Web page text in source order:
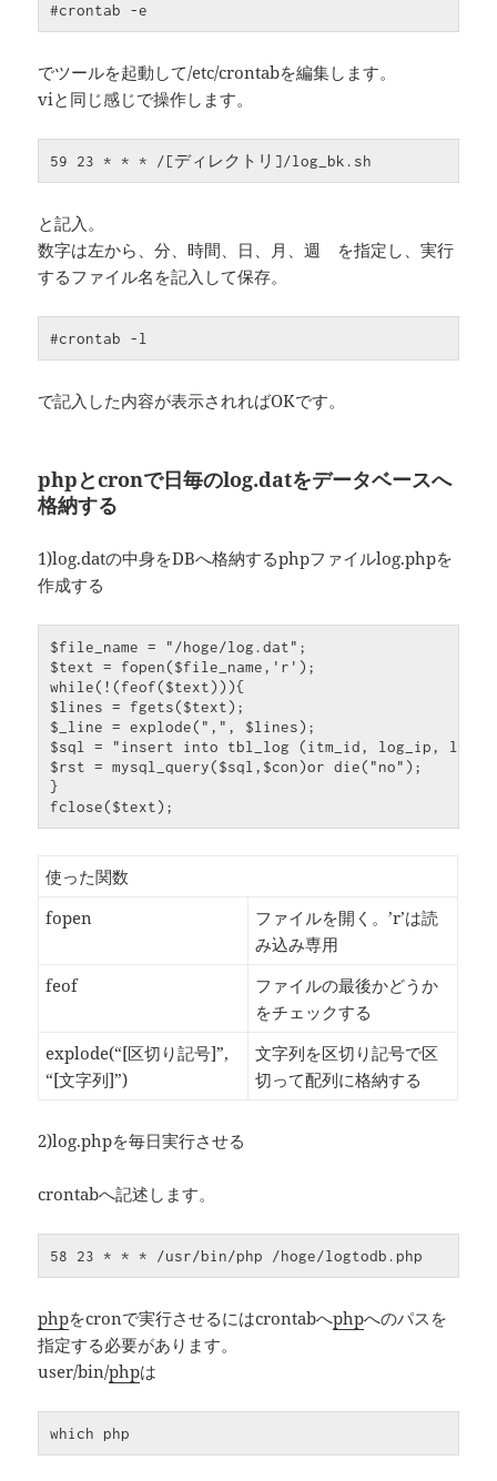
#crontab -e
でツールを起動して/etc/crontabを編集します。
viと同じ感じで操作します。
59 23 * * * /[ディレクトリ]/log_bk.sh
と記入。
数字は左から、分、時間、日、月、週 を指定し、実行
するファイル名を記入して保存。
#crontab -l
で記入した内容が表示されればOKです。
phpとcronで日毎のlog.datをデータベースへ
格納する
1)log.datの中身をDBへ格納するphpファイルlog.phpを
作成する
$file_name = "/hoge/log.dat";
$text = fopen($file_name,'r');
while(!(feof($text))){
$lines = fgets($text);
$_line = explode(",", $lines);
$sql = "insert into tbl_log (itm_id, log_ip,
$rst = mysql_query($sql,$con)or die("no");
}
fclose($text);
使った関数
fopen
ファイルを開く。’r’は読
み込み専用
feof
ファイルの最後かどうか
をチェックする
explode(“[区切り記号]”,
“[文字列]”)
文字列を区切り記号で区
切って配列に格納する
2)log.phpを毎日実行させる
crontabへ記述します。
58 23 * * * /usr/bin/php /hoge/logtodb.php
phpをcronで実行させるにはcrontabへphpへのパスを
指定する必要があります。
user/bin/phpは
which php